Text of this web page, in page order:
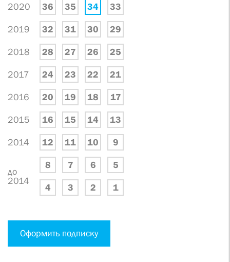
2020 36 35 34 33
2019 32 31 30 29
2018 28 27 26 25
2017 24 23 22 21
2016 20 19 18 17
2015 16 15 14 13
2014 12 11 10 9
до
2014
8 7 6 5
4 3 2 1
Оформить подписку